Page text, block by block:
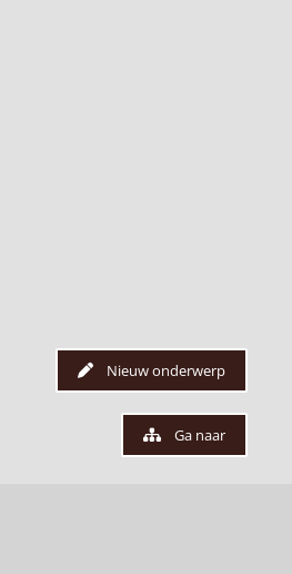
Nieuw onderwerp
Ga naar